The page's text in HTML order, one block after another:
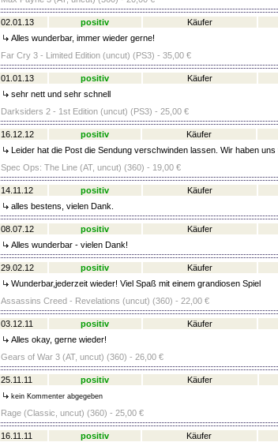
02.01.13 positiv Käufer
Alles wunderbar, immer wieder gerne!
Far Cry 3 - Limited Edition (uncut) (PS3) - 35,00 €
01.01.13 positiv Käufer
sehr nett und sehr schnell
Darksiders 2 - 1st Edition (uncut) (PS3) - 25,00 €
16.12.12 positiv Käufer
Leider hat die Post die Sendung verschwinden lassen. Wir haben
Spec Ops: The Line (AT, uncut) (360) - 19,00 €
14.11.12 positiv Käufer
alles bestens, vielen Dank.
08.07.12 positiv Käufer
Alles wunderbar - vielen Dank!
29.02.12 positiv Käufer
Wunderbar,jederzeit wieder! Viel Spaß mit einem grandiosen Spiel
Assassins Creed - Revelations (uncut) (360) - 22,00 €
03.12.11 positiv Käufer
Alles okay, gerne wieder!
Gears of War 3 (AT, uncut) (360) - 26,00 €
25.11.11 positiv Käufer
kein Kommenter abgegeben
Rage (Classic, uncut) (360) - 25,00 €
16.11.11 positiv Käufer